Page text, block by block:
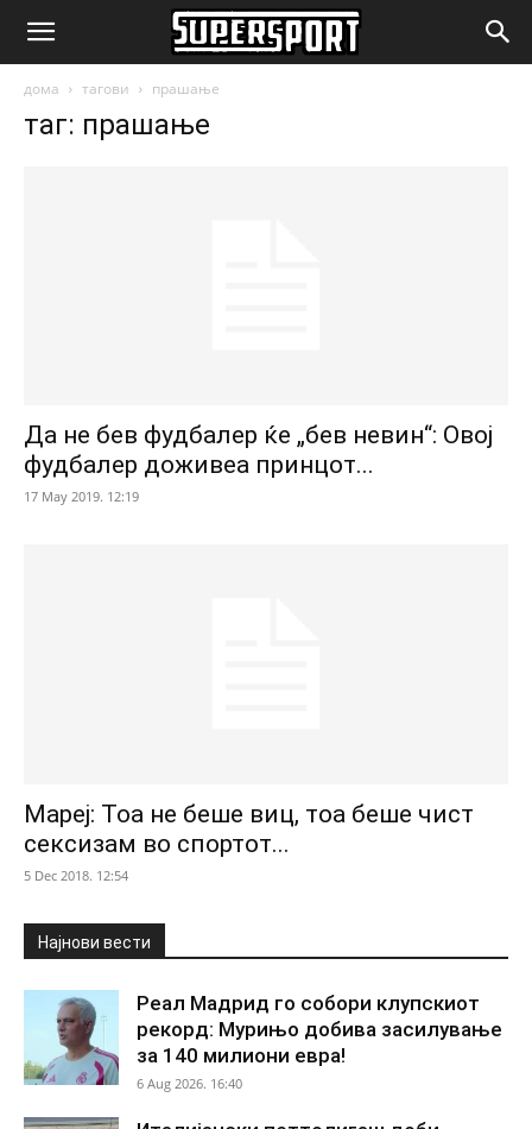
SuperSport.mk
дома тагови прашање
таг: прашање
Да не бев фудбалер ќе „бев невин“: Овој
фудбалер доживеа принцот...
17 May 2019. 12:19
Мареј: Тоа не беше виц, тоа беше чист
сексизам во спортот...
5 Dec 2018. 12:54
Најнови вести
Реал Мадрид го собори клупскиот
рекорд: Мурињо добива засилување
за 140 милиони евра!
6 Aug 2026. 16:40